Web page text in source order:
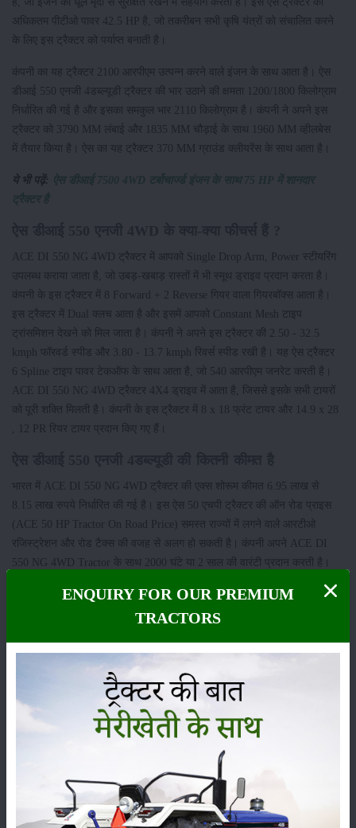
अधिकतम पीटीओ पावर 42.5 HP है, जो तकरीबन सभी कृषि यंत्रों को संचालित करने
के लिए इस ट्रैक्टर को पर्याप्त बनाती है।
कंपनी का यह ट्रैक्टर 2100 आरपीएम उत्पन्न करने वाले इंजन के साथ आता है। ऐस
डीआई 550 एनजी 4डब्ल्यूडी ट्रैक्टर की भार उठाने की क्षमता 1200/1800 किलोग्राम
निर्धारित की गई है और इसका समकुल भार 2110 किलोग्राम है। कंपनी ने अपने इस
ट्रैक्टर को 3790 MM लंबाई और 1835 MM चौड़ाई के साथ 1960 MM व्हीलबेस
में तैयार किया है। ऐस का यह ट्रैक्टर 370 MM ग्राउंड क्लीयरेंस के साथ आता है।
ये भी पढ़ें: ऐस डीआई 7500 4WD टर्बोचार्ज्ड इंजन के साथ 75 HP में शानदार
ट्रैक्टर है
ACE DI 550 NG 4WD ट्रैक्टर में आपको Single Drop Arm, Power स्टीयरिंग
उपलब्ध कराया जाता है, जो उबड़-खबाड़ रास्तों में भी स्मूथ ड्राइव प्रदान करता है।
कंपनी के इस ट्रैक्टर में 8 Forward + 2 Reverse गियर वाला गियरबॉक्स आता है।
इस ट्रैक्टर में Dual क्लच आता है और इसमें आपको Constant Mesh टाइप
ट्रांसमिशन देखने को मिल जाता है। कंपनी ने अपने इस ट्रैक्टर की 2.50 - 32.5
kmph फॉरवर्ड स्पीड और 3.80 - 13.7 kmph रिवर्स स्पीड रखी है। यह ऐस ट्रैक्टर
6 Spline टाइप पावर टेकऑफ के साथ आता है, जो 540 आरपीएम जनरेट करती है।
ACE DI 550 NG 4WD ट्रैक्टर 4X4 ड्राइव में आता है, जिससे इसके सभी टायरों
को पूरी शक्ति मिलती है। कंपनी के इस ट्रैक्टर में 8 x 18 फ्रंट टायर और 14.9 x 28
, 12 PR रियर टायर प्रदान किए गए हैं।
भारत में ACE DI 550 NG 4WD ट्रैक्टर की एक्स शोरूम कीमत 6.95 लाख से
8.15 लाख रुपये निर्धारित की गई है। इस ऐस 50 एचपी ट्रैक्टर की ऑन रोड प्राइस
(ACE 50 HP Tractor On Road Price) समस्त राज्यों में लगने वाले आरटीओ
रजिस्ट्रेशन और रोड टैक्स की वजह से अलग हो सकती है। कंपनी अपने ACE DI
550 NG 4WD Tractor के साथ 2000 घंटे या 2 साल की वारंटी प्रदान करती है।
कीटनाशक पशुपालन
ENQUIRY FOR OUR PREMIUM
TRACTORS